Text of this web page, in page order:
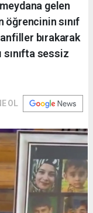
gelen
öğrencinin sınıf
bırakarak
sınıfta sessiz
OL